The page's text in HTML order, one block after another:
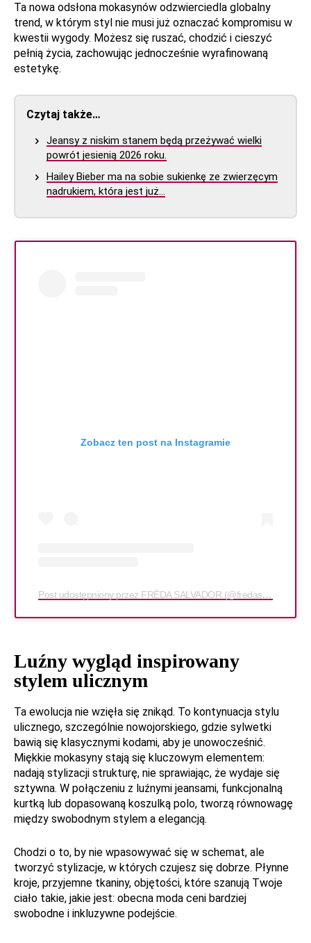
Ta nowa odsłona mokasynów odzwierciedla globalny
trend, w którym styl nie musi już oznaczać kompromisu w
kwestii wygody. Możesz się ruszać, chodzić i cieszyć
pełnią życia, zachowując jednocześnie wyrafinowaną
estetykę.
Czytaj także…
Jeansy z niskim stanem będą przeżywać wielki
powrót jesienią 2026 roku.
Hailey Bieber ma na sobie sukienkę ze zwierzęcym
nadrukiem, która jest już…
Zobacz ten post na Instagramie
Post udostępniony przez FRĒDA SALVADOR (@fredasalvador)
Luźny wygląd inspirowany
stylem ulicznym
Ta ewolucja nie wzięła się znikąd. To kontynuacja stylu
ulicznego, szczególnie nowojorskiego, gdzie sylwetki
bawią się klasycznymi kodami, aby je unowocześnić.
Miękkie mokasyny stają się kluczowym elementem:
nadają stylizacji strukturę, nie sprawiając, że wydaje się
sztywna. W połączeniu z luźnymi jeansami, funkcjonalną
kurtką lub dopasowaną koszulką polo, tworzą równowagę
między swobodnym stylem a elegancją.
Chodzi o to, by nie wpasowywać się w schemat, ale
tworzyć stylizacje, w których czujesz się dobrze. Płynne
kroje, przyjemne tkaniny, objętości, które szanują Twoje
ciało takie, jakie jest: obecna moda ceni bardziej
swobodne i inkluzywne podejście.